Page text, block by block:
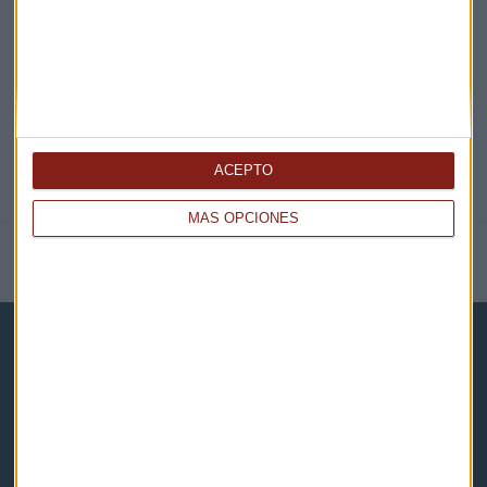
MÁS OPCIONES
ACEPTO